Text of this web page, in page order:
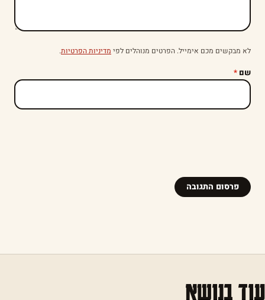
לא מבקשים מכם אימייל. הפרטים מנוהלים לפי מדיניות הפרטיות.
שם *
עוד בנושא